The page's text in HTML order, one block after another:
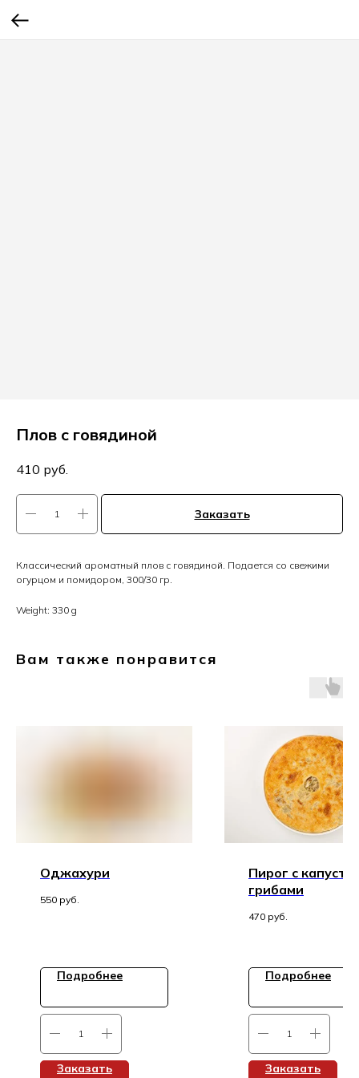
Плов с говядиной
410 руб.
Заказать
Классический ароматный плов с говядиной. Подается со свежими
огурцом и помидором, 300/30 гр.
Weight: 330 g
Вам также понравится
Оджахури
550 руб.
Подробнее
Заказать
Пирог с
грибами
470 руб.
Подробнее
Заказать